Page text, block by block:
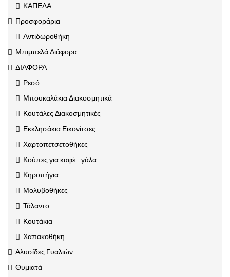
ΚΑΠΕΛΑ
Προσφοράρια
Αντιδωροθήκη
Μπιμπελά Διάφορα
ΔΙΑΦΟΡΑ
Ρεσό
Μπουκαλάκια Διακοσμητικά
Κουτάλες Διακοσμητικές
Εκκλησάκια Εικονίτσες
Χαρτοπετσετοθήκες
Κούπες για καφέ - γάλα
Κηροπήγια
Μολυβοθήκες
Τάλαντο
Κουτάκια
Χαπακοθήκη
Αλυσίδες Γυαλιών
Θυμιατά